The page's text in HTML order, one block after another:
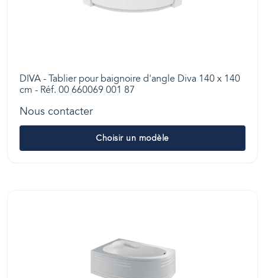
DIVA - Tablier pour baignoire d'angle Diva 140 x 140
cm - Réf. 00 660069 001 87
Nous contacter
Choisir un modèle